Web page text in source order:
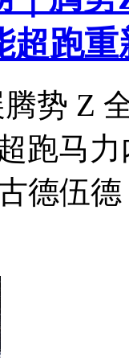
超跑
势 Z
跑马
德伍